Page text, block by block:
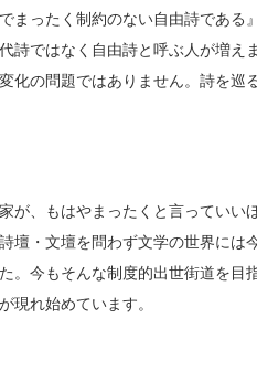
まったく制約のない自由詩であ
詩ではなく自由詩と呼ぶ人が増
化の問題ではありません。詩を
が、もはやまったくと言ってい
壇・文壇を問わず文学の世界に
。今もそんな制度的出世街道を
現れ始めています。